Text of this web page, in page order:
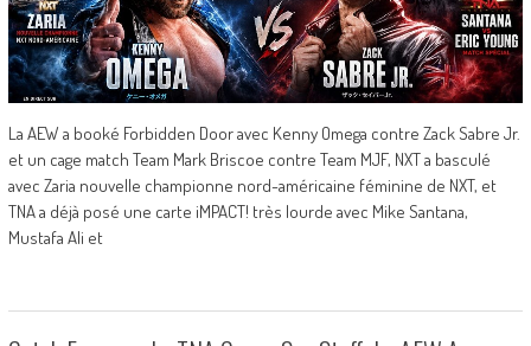
La AEW a booké Forbidden Door avec Kenny Omega contre Zack Sabre Jr.
et un cage match Team Mark Briscoe contre Team MJF, NXT a basculé
avec Zaria nouvelle championne nord-américaine féminine de NXT, et
TNA a déjà posé une carte iMPACT! très lourde avec Mike Santana,
Mustafa Ali et